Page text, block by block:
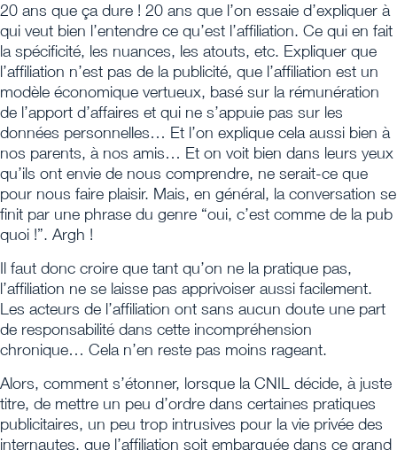
20 ans que ça dure ! 20 ans que l’on essaie d’expliquer à
qui veut bien l’entendre ce qu’est l’affiliation. Ce qui en fait
la spécificité, les nuances, les atouts, etc. Expliquer que
l’affiliation n’est pas de la publicité, que l’affiliation est un
modèle économique vertueux, basé sur la rémunération
de l’apport d’affaires et qui ne s’appuie pas sur les
données personnelles… Et l’on explique cela aussi bien à
nos parents, à nos amis… Et on voit bien dans leurs yeux
qu’ils ont envie de nous comprendre, ne serait-ce que
pour nous faire plaisir. Mais, en général, la conversation se
finit par une phrase du genre “oui, c’est comme de la pub
quoi !”. Argh !
Il faut donc croire que tant qu’on ne la pratique pas,
l’affiliation ne se laisse pas apprivoiser aussi facilement.
Les acteurs de l’affiliation ont sans aucun doute une part
de responsabilité dans cette incompréhension
chronique… Cela n’en reste pas moins rageant.
Alors, comment s’étonner, lorsque la CNIL décide, à juste
titre, de mettre un peu d’ordre dans certaines pratiques
publicitaires, un peu trop intrusives pour la vie privée des
internautes, que l’affiliation soit embarquée dans ce grand